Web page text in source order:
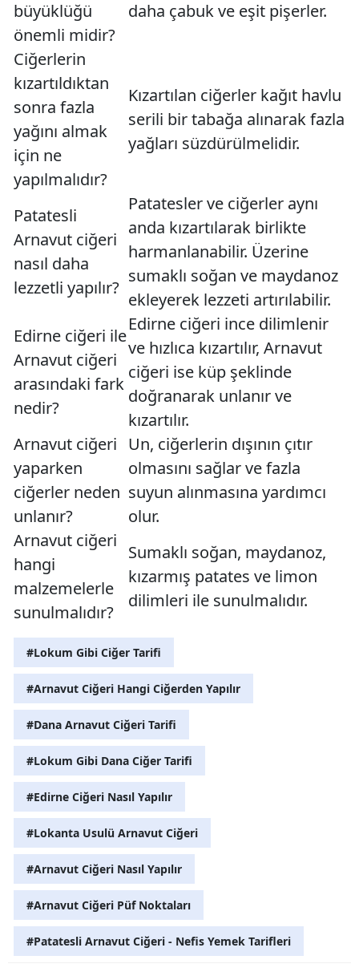
büyüklüğü
önemli midir?
daha çabuk ve eşit pişerler.
Ciğerlerin
kızartıldıktan
sonra fazla
yağını almak
için ne
yapılmalıdır?
Kızartılan ciğerler kağıt havlu
serili bir tabağa alınarak fazla
yağları süzdürülmelidir.
Patatesli
Arnavut ciğeri
nasıl daha
lezzetli yapılır?
Patatesler ve ciğerler aynı
anda kızartılarak birlikte
harmanlanabilir. Üzerine
sumaklı soğan ve maydanoz
ekleyerek lezzeti artırılabilir.
Edirne ciğeri ile
Arnavut ciğeri
arasındaki fark
nedir?
Edirne ciğeri ince dilimlenir
ve hızlıca kızartılır, Arnavut
ciğeri ise küp şeklinde
doğranarak unlanır ve
kızartılır.
Arnavut ciğeri
yaparken
ciğerler neden
unlanır?
Un, ciğerlerin dışının çıtır
olmasını sağlar ve fazla
suyun alınmasına yardımcı
olur.
Arnavut ciğeri
hangi
malzemelerle
sunulmalıdır?
Sumaklı soğan, maydanoz,
kızarmış patates ve limon
dilimleri ile sunulmalıdır.
#Lokum Gibi Ciğer Tarifi
#Arnavut Ciğeri Hangi Ciğerden Yapılır
#Dana Arnavut Ciğeri Tarifi
#Lokum Gibi Dana Ciğer Tarifi
#Edirne Ciğeri Nasıl Yapılır
#Lokanta Usulü Arnavut Ciğeri
#Arnavut Ciğeri Nasıl Yapılır
#Arnavut Ciğeri Püf Noktaları
#Patatesli Arnavut Ciğeri - Nefis Yemek Tarifleri